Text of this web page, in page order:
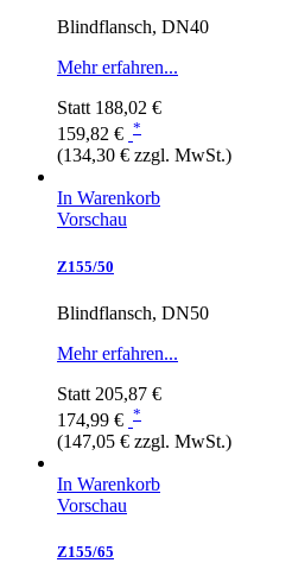
Blindflansch, DN40
Mehr erfahren...
Statt 188,02 €
159,82 € *
(134,30 € zzgl. MwSt.)
In Warenkorb
Vorschau
Z155/50
Blindflansch, DN50
Mehr erfahren...
Statt 205,87 €
174,99 € *
(147,05 € zzgl. MwSt.)
In Warenkorb
Vorschau
Z155/65